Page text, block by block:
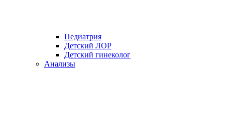
Педиатрия
Детский ЛОР
Детский гинеколог
Анализы